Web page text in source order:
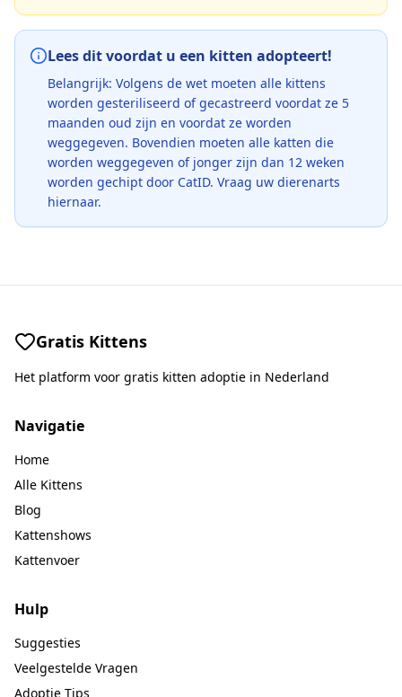
Lees dit voordat u een kitten adopteert!
Belangrijk: Volgens de wet moeten alle kittens
worden gesteriliseerd of gecastreerd voordat ze 5
maanden oud zijn en voordat ze worden
weggegeven. Bovendien moeten alle katten die
worden weggegeven of jonger zijn dan 12 weken
worden gechipt door CatID. Vraag uw dierenarts
hiernaar.
Gratis Kittens
Het platform voor gratis kitten adoptie in Nederland
Navigatie
Home
Alle Kittens
Blog
Kattenshows
Kattenvoer
Hulp
Suggesties
Veelgestelde Vragen
Adoptie Tips